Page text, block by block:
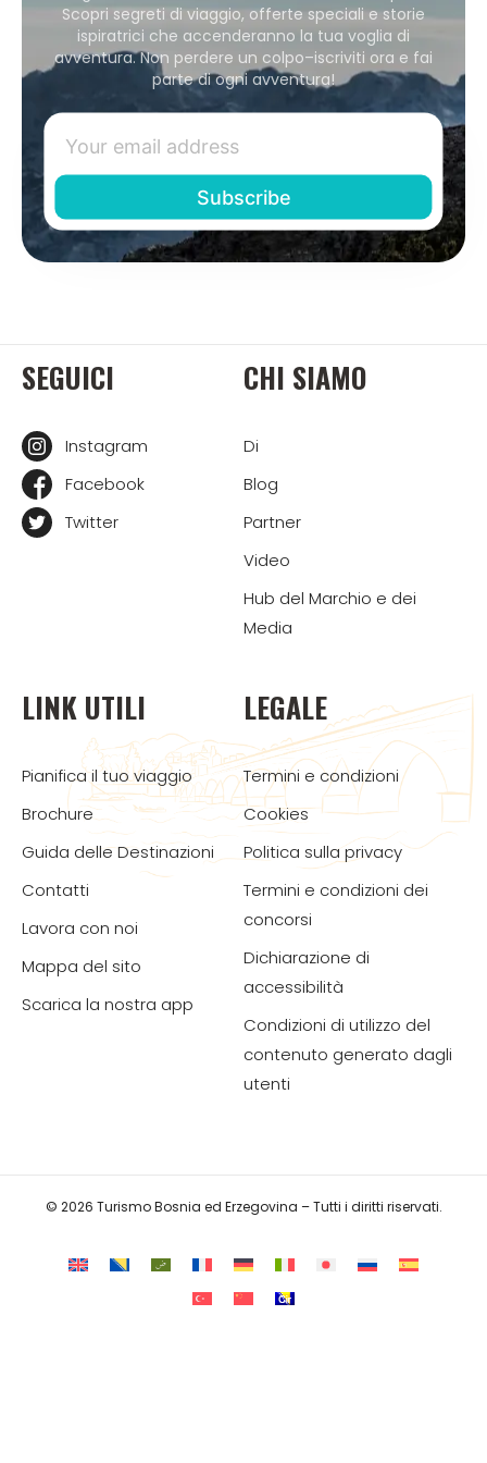
Scopri segreti di viaggio, offerte speciali e storie
ispiratrici che accenderanno la tua voglia di
avventura. Non perdere un colpo–iscriviti ora e fai
parte di ogni avventura!
SEGUICI
Instagram
Facebook
Twitter
CHI SIAMO
Di
Blog
Partner
Video
Hub del Marchio e dei
Media
LINK UTILI
Pianifica il tuo viaggio
Brochure
Guida delle Destinazioni
Contatti
Lavora con noi
Mappa del sito
Scarica la nostra app
LEGALE
Termini e condizioni
Cookies
Politica sulla privacy
Termini e condizioni dei
concorsi
Dichiarazione di
accessibilità
Condizioni di utilizzo del
contenuto generato dagli
utenti
© 2026 Turismo Bosnia ed Erzegovina – Tutti i diritti riservati.